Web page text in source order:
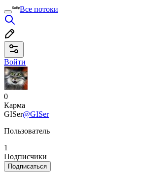
Все потоки
Войти
0
Карма
GISer@GISer
Пользователь
1
Подписчики
Подписаться